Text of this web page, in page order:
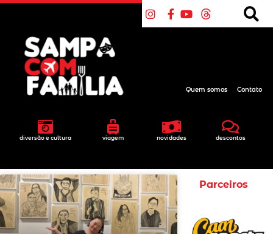
diversão e cultura viagem novidades descontos
Quem somos Contato
Parceiros